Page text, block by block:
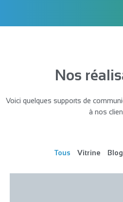
Nos
Voici quelques supports de
à nos
Tous Vitrine Blog